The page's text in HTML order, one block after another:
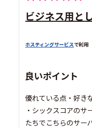
ビジネス用と
ホスティングサービスで利用
良いポイント
優れている点・好き
・シックスコアのサ
たちでこちらのサー